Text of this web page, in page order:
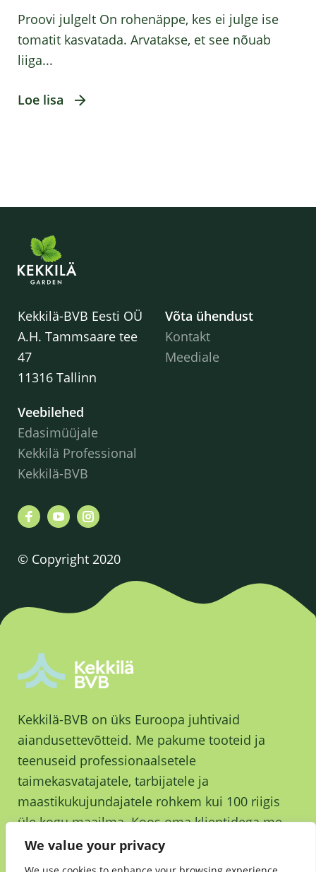
We value your privacy
Proovi julgelt On rohenäppe, kes ei julge ise
tomatit kasvatada. Arvatakse, et see nõuab
liiga...
Loe lisa
Kekkilä-BVB Eesti OÜ
A.H. Tammsaare tee
47
11316 Tallinn
Võta ühendust
Kontakt
Meediale
Veebilehed
Edasimüüjale
Kekkilä Professional
Kekkilä-BVB
© Copyright 2020
Kekkilä-BVB on üks Euroopa juhtivaid
aiandusettevõtteid. Me pakume tooteid ja
teenuseid professionaalsetele
taimekasvatajatele, tarbijatele ja
maastikukujundajatele rohkem kui 100 riigis
üle kogu maailma. Koos oma klientidega me
kasvame ja kasvatame parema tuleviku nimel.